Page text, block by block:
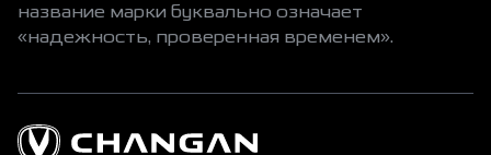
название марки буквально означает
«надежность, проверенная временем».